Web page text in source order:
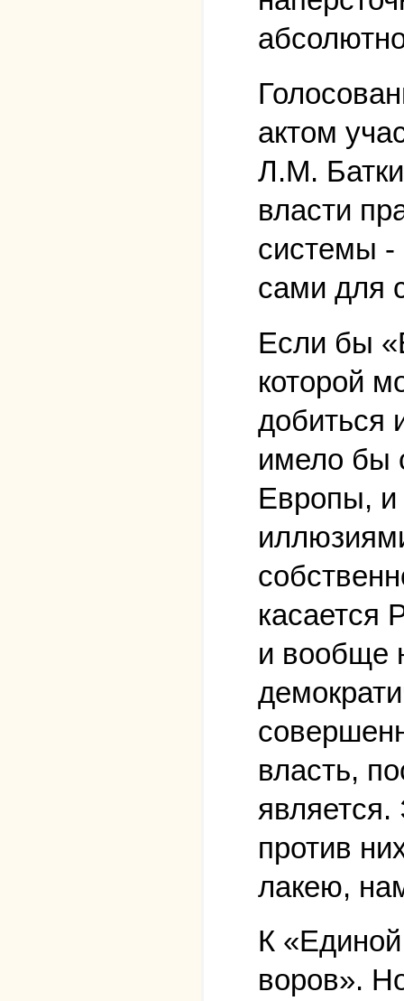
актом
Л.М.
власти
системы -
сами для
Если бы
которой
добиться
имело бы
Европы,
касается
и вообще
власть,
против
лакею,
К
воров».